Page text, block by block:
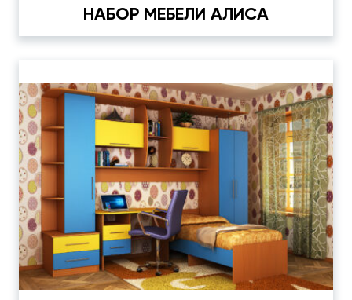
НАБОР МЕБЕЛИ АЛИСА